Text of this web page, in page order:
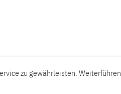
zu gewährleisten.